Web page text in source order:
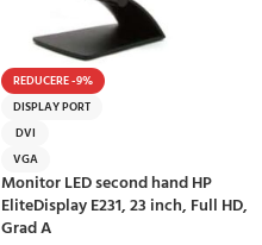
REDUCERE -9%
DISPLAY PORT
DVI
VGA
Monitor LED second hand HP
EliteDisplay E231, 23 inch, Full HD,
Grad A